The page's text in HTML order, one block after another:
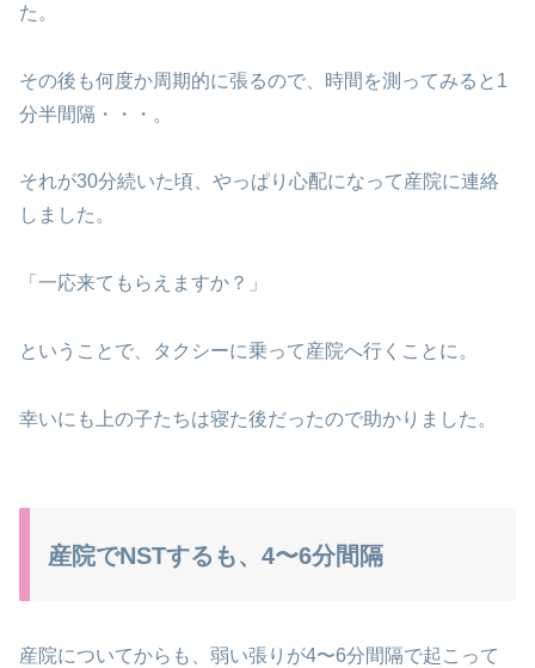
た。
その後も何度か周期的に張るので、時間を測ってみると1
分半間隔・・・。
それが30分続いた頃、やっぱり心配になって産院に連絡
しました。
「一応来てもらえますか？」
ということで、タクシーに乗って産院へ行くことに。
幸いにも上の子たちは寝た後だったので助かりました。
産院でNSTするも、4〜6分間隔
産院についてからも、弱い張りが4〜6分間隔で起こって